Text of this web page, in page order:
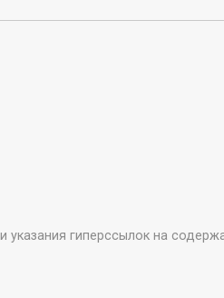
указания гиперссылок на